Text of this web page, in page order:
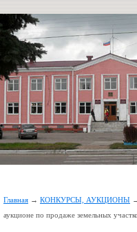
Главная → КОНКУРСЫ, АУКЦИОНЫ
аукционе по продаже земельных